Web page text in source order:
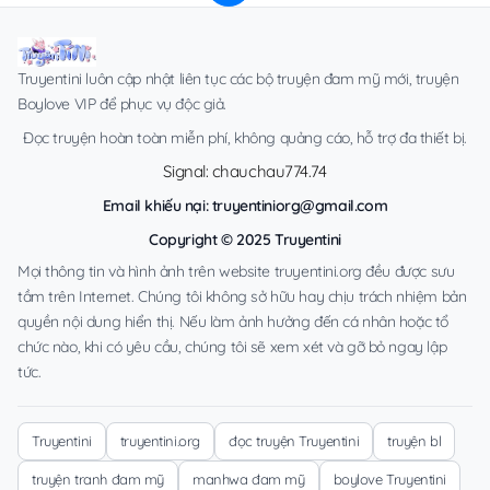
Truyentini luôn cập nhật liên tục các bộ truyện đam mỹ mới, truyện
Boylove VIP để phục vụ độc giả.
Đọc truyện hoàn toàn miễn phí, không quảng cáo, hỗ trợ đa thiết bị.
Signal: chauchau774.74
Email khiếu nại:truyentiniorg@gmail.com
Copyright © 2025 Truyentini
Mọi thông tin và hình ảnh trên website truyentini.org đều được sưu
tầm trên Internet. Chúng tôi không sở hữu hay chịu trách nhiệm bản
quyền nội dung hiển thị. Nếu làm ảnh hưởng đến cá nhân hoặc tổ
chức nào, khi có yêu cầu, chúng tôi sẽ xem xét và gỡ bỏ ngay lập
tức.
Truyentini truyentini.org đọc truyện Truyentini truyện bl
truyện tranh đam mỹ manhwa đam mỹ boylove Truyentini